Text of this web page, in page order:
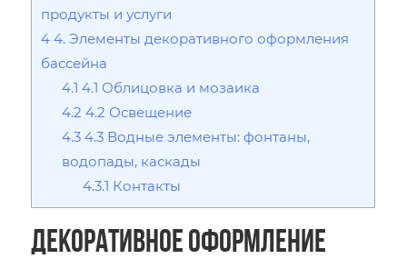
продукты и услуги
4 4. Элементы декоративного оформления
бассейна
4.1 4.1 Облицовка и мозаика
4.2 4.2 Освещение
4.3 4.3 Водные элементы: фонтаны,
водопады, каскады
4.3.1 Контакты
Декоративное оформление